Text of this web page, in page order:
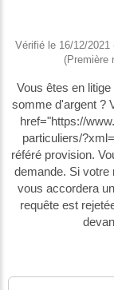
Vérifié le 16/12/
(Première
Vous êtes en
somme d'argent ?
href="https://
particuliers/
référé provision.
demande. Si votre
vous accordera
requête est